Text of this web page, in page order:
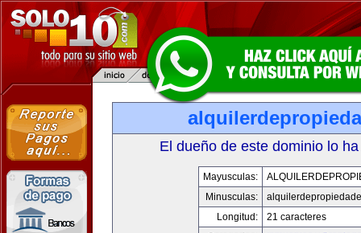
El dueño de este dominio lo
Mayusculas:
Minusculas:
Longitud:
21 caracteres